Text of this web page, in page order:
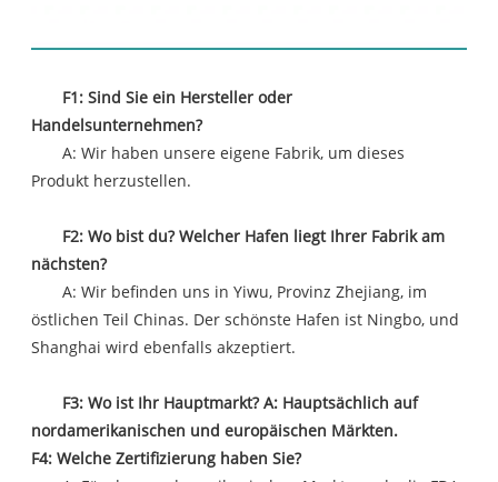
F1: Sind Sie ein Hersteller oder
Handelsunternehmen?
A: Wir haben unsere eigene Fabrik, um dieses
Produkt herzustellen.
F2: Wo bist du? Welcher Hafen liegt Ihrer Fabrik am
nächsten?
A: Wir befinden uns in Yiwu, Provinz Zhejiang, im
östlichen Teil Chinas. Der schönste Hafen ist Ningbo, und
Shanghai wird ebenfalls akzeptiert.
F3: Wo ist Ihr Hauptmarkt? A: Hauptsächlich auf
nordamerikanischen und europäischen Märkten.
F4: Welche Zertifizierung haben Sie?